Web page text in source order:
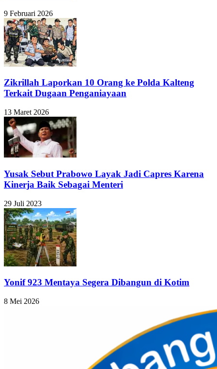
9 Februari 2026
Zikrillah Laporkan 10 Orang ke Polda Kalteng
Terkait Dugaan Penganiayaan
13 Maret 2026
Yusak Sebut Prabowo Layak Jadi Capres Karena
Kinerja Baik Sebagai Menteri
29 Juli 2023
Yonif 923 Mentaya Segera Dibangun di Kotim
8 Mei 2026